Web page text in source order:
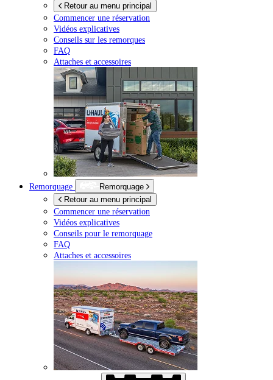
Retour au menu principal
Commencer une réservation
Vidéos explicatives
Conseils sur les remorques
FAQ
Attaches et accessoires
Remorquage
Remorquage
Retour au menu principal
Commencer une réservation
Vidéos explicatives
Conseils pour le remorquage
FAQ
Attaches et accessoires